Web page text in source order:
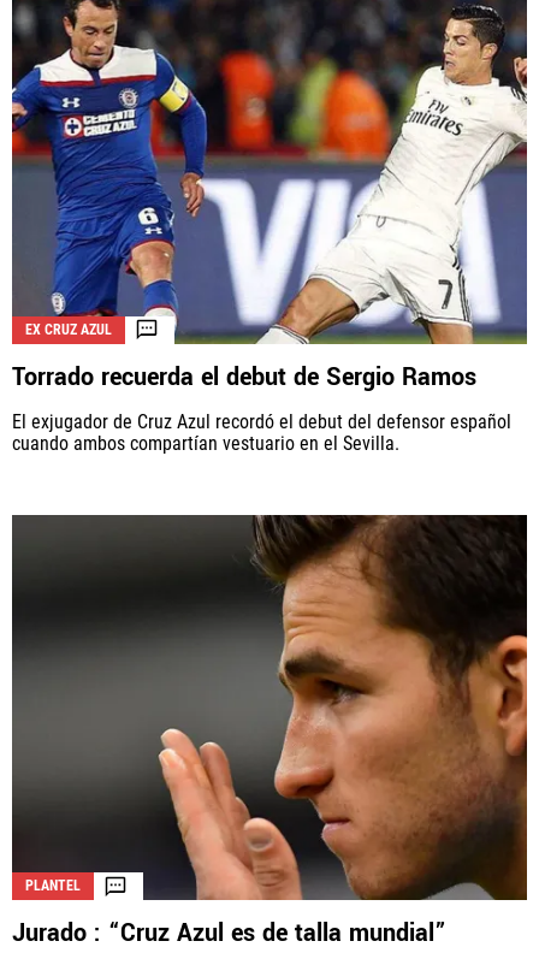
EX CRUZ AZUL
Torrado recuerda el debut de Sergio Ramos
El exjugador de Cruz Azul recordó el debut del defensor español
cuando ambos compartían vestuario en el Sevilla.
PLANTEL
Jurado : “Cruz Azul es de talla mundial”